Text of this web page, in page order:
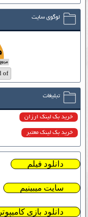
لوگوی سایت
تبلیغات
خرید بک لینک ارزان
خرید بک لینک معتبر
دانلود فیلم
سایت میبینیم
دانلود بازی کامیپوتر